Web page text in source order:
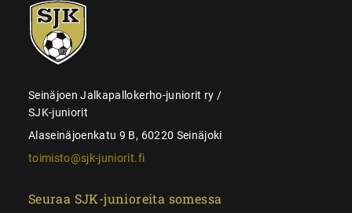
SJK-
juniorit
Seinäjoen Jalkapallokerho-juniorit ry /
SJK-juniorit
Alaseinäjoenkatu 9 B, 60220 Seinäjoki
toimisto@sjk-juniorit.fi
Seuraa SJK-junioreita somessa